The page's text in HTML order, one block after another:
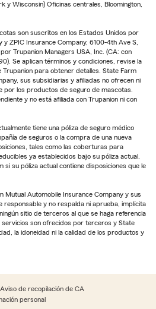
y Wisconsin) Oficinas centrales, Bloomington,
son suscritos en los Estados Unidos por
ZPIC Insurance Company, 6100-4th Ave S,
Trupanion Managers USA, Inc. (CA: con
Se aplican términos y condiciones, revise la
Trupanion para obtener detalles. State Farm
sus subsidiarias y afiliadas no ofrecen ni
por los productos de seguro de mascotas.
y no está afiliada con Trupanion ni con
tiene una póliza de seguro médico
de seguros o la compra de una nueva
tales como las coberturas para
ya establecidos bajo su póliza actual.
si su póliza actual contiene disposiciones que le
Mutual Automobile Insurance Company y sus
responsable y no respalda ni aprueba, implícita
sitio de terceros al que se haga referencia
son ofrecidos por terceros y State
la idoneidad ni la calidad de los productos y
Aviso de recopilación de CA
personal